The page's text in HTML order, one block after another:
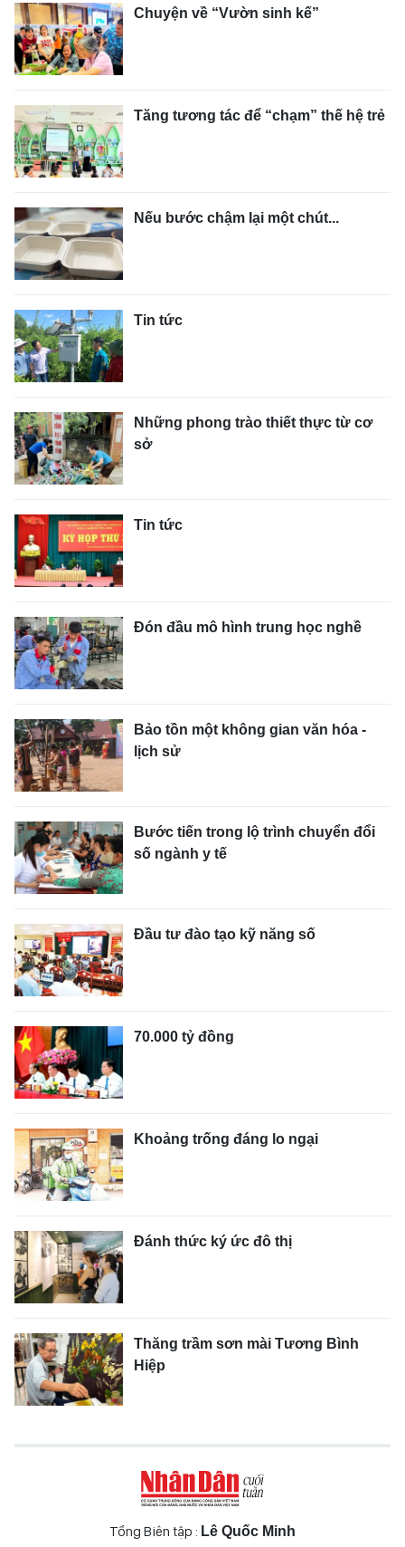
Chuyện về “Vườn sinh kế”
Tăng tương tác để “chạm” thế hệ trẻ
Nếu bước chậm lại một chút...
Tin tức
Những phong trào thiết thực từ cơ
sở
Tin tức
Đón đầu mô hình trung học nghề
Bảo tồn một không gian văn hóa -
lịch sử
Bước tiến trong lộ trình chuyển đổi
số ngành y tế
Đầu tư đào tạo kỹ năng số
70.000 tỷ đồng
Khoảng trống đáng lo ngại
Đánh thức ký ức đô thị
Thăng trầm sơn mài Tương Bình
Hiệp
Tổng Biên tập : Lê Quốc Minh